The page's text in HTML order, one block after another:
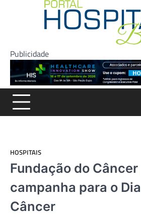
Publicidade
HOSPITAIS
Fundação do
campanha para o
Câncer